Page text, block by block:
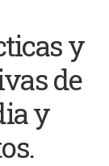
y
de
y